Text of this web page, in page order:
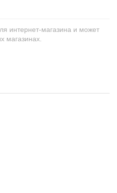
интернет-магазина и может
магазинах.